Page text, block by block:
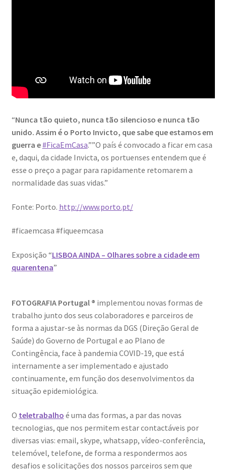
Mármore Preto / Black Marble
O Passeio da Luz
Passeando pela Indochina…
Ring Portraits Project (teste Masonry)
Shades of Sensuality
Sobre|Viver
Teste Ring Portraits com 4 imagens
Ver o Porto em Brasília
Visões sobre o Porto
“Nunca tão quieto, nunca tão silencioso e nunca tão
unido. Assim é o Porto Invicto, que sabe que estamos em
guerra e#FicaEmCasa.””O país é convocado a ficar em casa
e, daqui, da cidade Invicta, os portuenses entendem que é
esse o preço a pagar para rapidamente retomarem a
normalidade das suas vidas.”
Fonte: Porto. http://www.porto.pt/
#ficaemcasa #fiqueemcasa
Exposição “LISBOA AINDA – Olhares sobre a cidade em
quarentena”
FOTOGRAFIA Portugal ® implementou novas formas de
trabalho junto dos seus colaboradores e parceiros de
forma a ajustar-se às normas da DGS (Direção Geral de
Saúde) do Governo de Portugal e ao Plano de
Contingência, face à pandemia COVID-19, que está
internamente a ser implementado e ajustado
continuamente, em função dos desenvolvimentos da
situação epidemiológica.
O teletrabalho é uma das formas, a par das novas
tecnologias, que nos permitem estar contactáveis por
diversas vias: email, skype, whatsapp, vídeo-conferência,
telemóvel, telefone, de forma a respondermos aos
desafios e solicitações dos nossos parceiros sem que